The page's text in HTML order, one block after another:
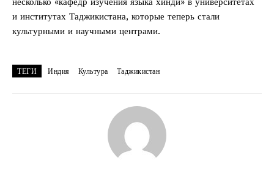
и ​​институтах Таджикистана, которые теперь стали
культурными и научными центрами.
ТЕГИ Индия Культура Таджикистан